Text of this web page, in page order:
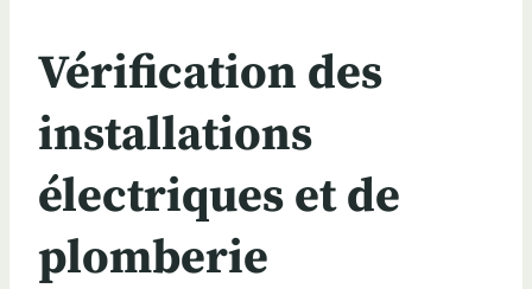
Vérification des
installations
électriques et de
plomberie